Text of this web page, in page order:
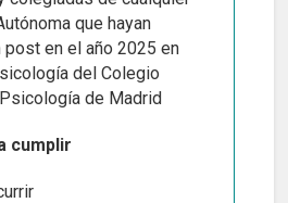
que hayan
post en el año 2025 en
del Colegio
de Madrid
cumplir